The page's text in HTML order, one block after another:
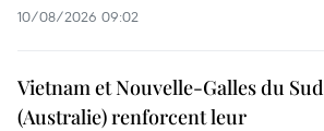
10/08/2026 09:02
Vietnam et Nouvelle-Galles du Sud
(Australie) renforcent leur